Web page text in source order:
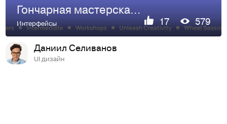
Гончарная мастерская | сайт, редизайн
Интерфейсы 17 579
Даниил Селиванов
UI дизайн